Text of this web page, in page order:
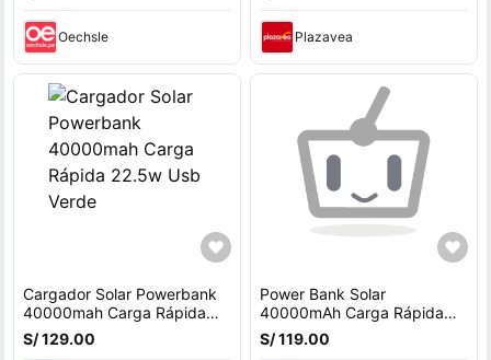
Oechsle Plazavea
Cargador Solar Powerbank
40000mah Carga Rápida
22.5w Usb Verde
S/ 129.00
Power Bank Solar
40000mAh Carga Rápida
22.5W Inalámbrico
Resistente IP65 Verde
S/ 119.00